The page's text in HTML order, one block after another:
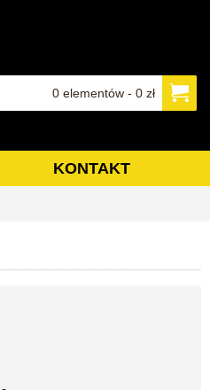
0 elementów - 0 zł
KONTAKT